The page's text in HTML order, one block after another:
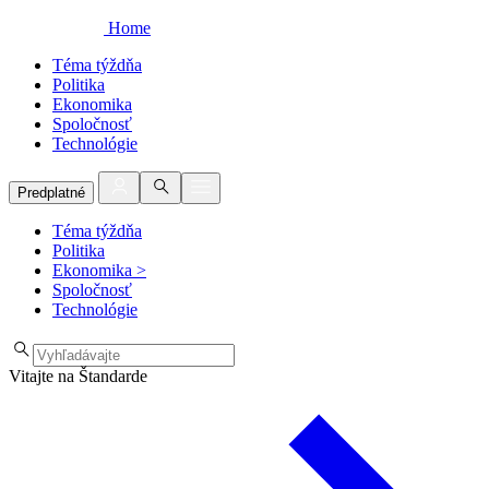
Home
Téma týždňa
Politika
Ekonomika
Spoločnosť
Technológie
Predplatné
Téma týždňa
Politika
Ekonomika >
Spoločnosť
Technológie
Vitajte na Štandarde